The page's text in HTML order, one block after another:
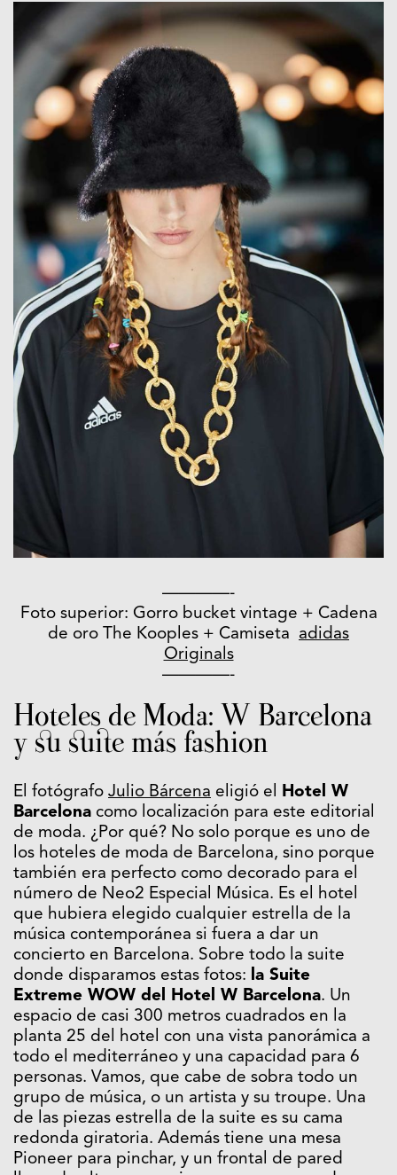
————-
Foto superior: Gorro bucket vintage + Cadena
de oro The Kooples + Camiseta adidas
Originals
————-
Hoteles de Moda: W Barcelona
y su suite más fashion
El fotógrafo Julio Bárcena eligió el Hotel W
Barcelona como localización para este editorial
de moda. ¿Por qué? No solo porque es uno de
los hoteles de moda de Barcelona, sino porque
también era perfecto como decorado para el
número de Neo2 Especial Música. Es el hotel
que hubiera elegido cualquier estrella de la
música contemporánea si fuera a dar un
concierto en Barcelona. Sobre todo la suite
donde disparamos estas fotos: la Suite
Extreme WOW del Hotel W Barcelona. Un
espacio de casi 300 metros cuadrados en la
planta 25 del hotel con una vista panorámica a
todo el mediterráneo y una capacidad para 6
personas. Vamos, que cabe de sobra todo un
grupo de música, o un artista y su troupe. Una
de las piezas estrella de la suite es su cama
redonda giratoria. Además tiene una mesa
Pioneer para pinchar, y un frontal de pared